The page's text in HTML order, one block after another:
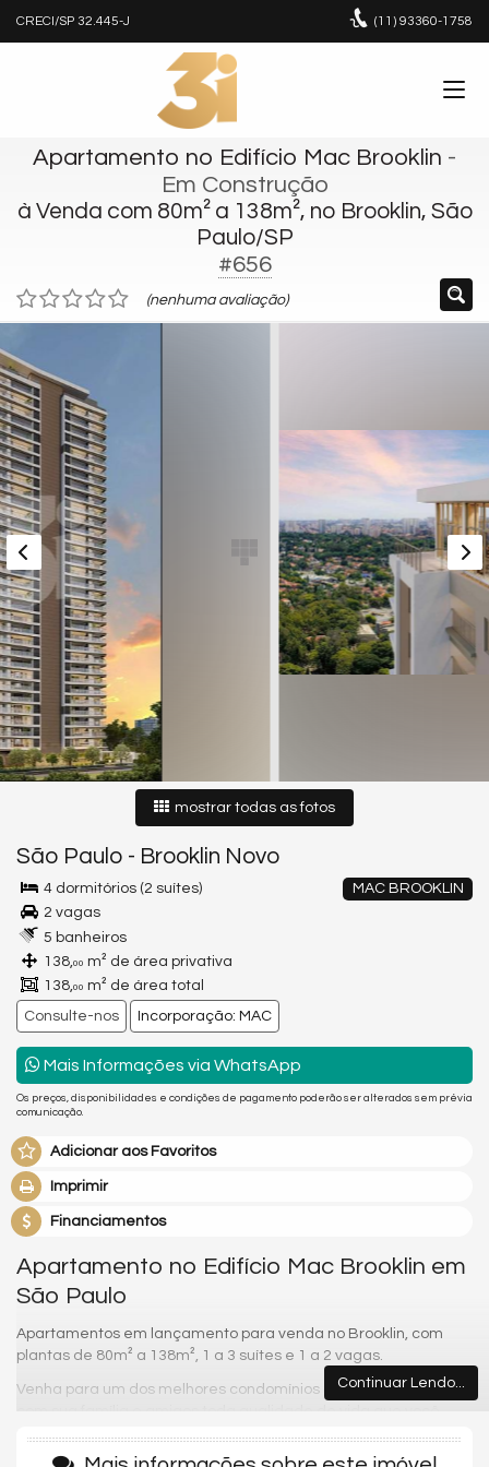
CRECI/SP 32.445-J (11) 93360-1758
Apartamento no Edifício Mac Brooklin -
Em Construção
à Venda com 80m² a 138m², no Brooklin, São
Paulo/SP
#656
(nenhuma avaliação)
mostrar todas as fotos
São Paulo - Brooklin Novo
MAC BROOKLIN
4 dormitórios (2 suítes)
2 vagas
5 banheiros
138,00 m² de área privativa
138,00 m² de área total
Consulte-nos
Incorporação: MAC
Mais Informações via WhatsApp
Os preços, disponibilidades e condições de pagamento poderão ser alterados sem prévia
comunicação.
Adicionar aos Favoritos
Imprimir
Financiamentos
Apartamento no Edifício Mac Brooklin em
São Paulo
Apartamentos em lançamento para venda no Brooklin, com
plantas de 80m² a 138m², 1 a 3 suítes e 1 a 2 vagas.
Venha para um dos melhores condomínios da região e desfrute
com sua família e amigos toda qualidade de vida que você
playground, minimercado e brinquedoteca.
Continuar Lendo...